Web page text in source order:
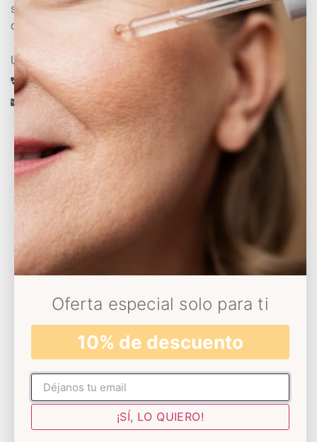
sientan bien consigo mismas para que se
conviertan en su mejor versión
Un experto te asesora
+34 633 430 993
info@decoloresnatur.com
Universo Decolores
Conócenos
Sostenibilidad
Somos Solidarios
Skin test
Atención al cliente
Contacto
Oferta especial solo para ti
10% de descuento
No rellenar
¡SÍ, LO QUIERO!